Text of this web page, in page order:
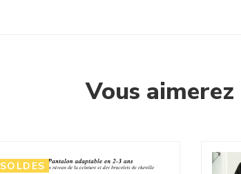
Vous aimerez
SOLDES